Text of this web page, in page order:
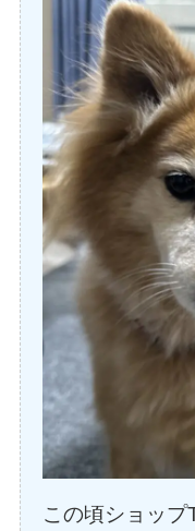
この頃ショッ